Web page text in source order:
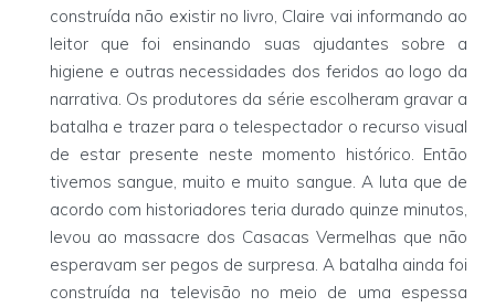
construída não existir no livro, Claire vai informando ao
leitor que foi ensinando suas ajudantes sobre a
higiene e outras necessidades dos feridos ao logo da
narrativa. Os produtores da série escolheram gravar a
batalha e trazer para o telespectador o recurso visual
de estar presente neste momento histórico. Então
tivemos sangue, muito e muito sangue. A luta que de
acordo com historiadores teria durado quinze minutos,
levou ao massacre dos Casacas Vermelhas que não
esperavam ser pegos de surpresa. A batalha ainda foi
construída na televisão no meio de uma espessa